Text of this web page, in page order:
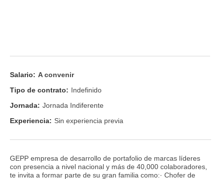
Salario: A convenir
Tipo de contrato: Indefinido
Jornada: Jornada Indiferente
Experiencia: Sin experiencia previa
GEPP empresa de desarrollo de portafolio de marcas líderes
con presencia a nivel nacional y más de 40,000 colaboradores,
te invita a formar parte de su gran familia como:· Chofer de